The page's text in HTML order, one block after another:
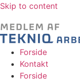
Skip to content
Forside
Kontakt
Forside